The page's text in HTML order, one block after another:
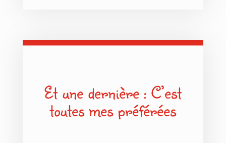
Et une dernière : C’est
toutes mes préférées